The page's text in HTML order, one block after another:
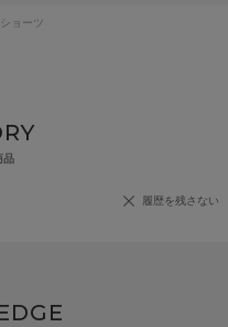
ショーツ
品
履歴を残さない